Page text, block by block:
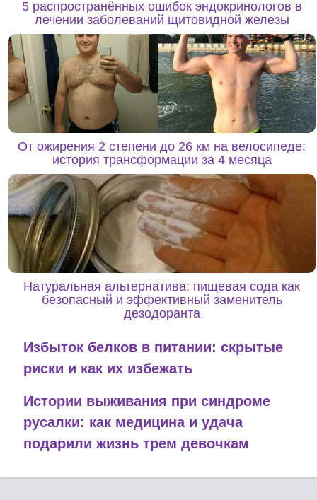
5 распространённых ошибок эндокринологов в
лечении заболеваний щитовидной железы
От ожирения 2 степени до 26 км на велосипеде:
история трансформации за 4 месяца
Натуральная альтернатива: пищевая сода как
безопасный и эффективный заменитель
дезодоранта
Избыток белков в питании: скрытые
риски и как их избежать
Истории выживания при синдроме
русалки: как медицина и удача
подарили жизнь трем девочкам